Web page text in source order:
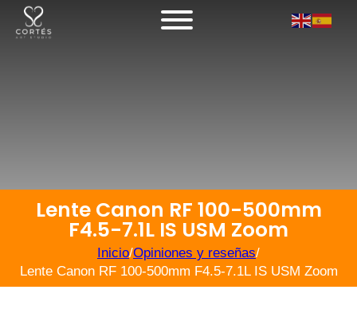
Lente Canon RF 100-500mm
F4.5-7.1L IS USM Zoom
Inicio/Opiniones y reseñas/
Lente Canon RF 100-500mm F4.5-7.1L IS USM Zoom